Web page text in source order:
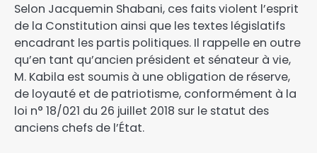
Selon Jacquemin Shabani, ces faits violent l’esprit
de la Constitution ainsi que les textes législatifs
encadrant les partis politiques. Il rappelle en outre
qu’en tant qu’ancien président et sénateur à vie,
M. Kabila est soumis à une obligation de réserve,
de loyauté et de patriotisme, conformément à la
loi n° 18/021 du 26 juillet 2018 sur le statut des
anciens chefs de l’État.